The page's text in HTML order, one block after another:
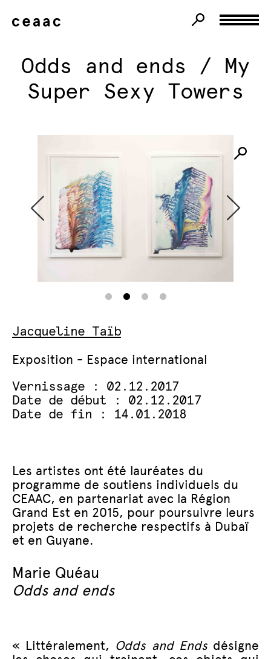
Odds and ends / My
Super Sexy Towers
Jacqueline Taïb
Exposition - Espace international
Vernissage : 02.12.2017
Date de début : 02.12.2017
Date de fin : 14.01.2018
Les artistes ont été lauréates du
programme de soutiens individuels du
CEAAC, en partenariat avec la Région
Grand Est en 2015, pour poursuivre leurs
projets de recherche respectifs à Dubaï
et en Guyane.
Marie Quéau
Odds and ends
« Littéralement, Odds and Endsdésigne